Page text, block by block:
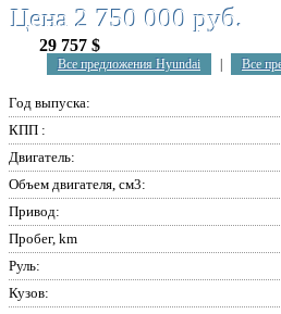
Цена 2 750 000 руб.
29 757 $
Все предложения Hyundai Все
Год выпуска:
КПП :
Двигатель:
Объем двигателя, см3:
Привод:
Пробег, km
Руль:
Кузов: